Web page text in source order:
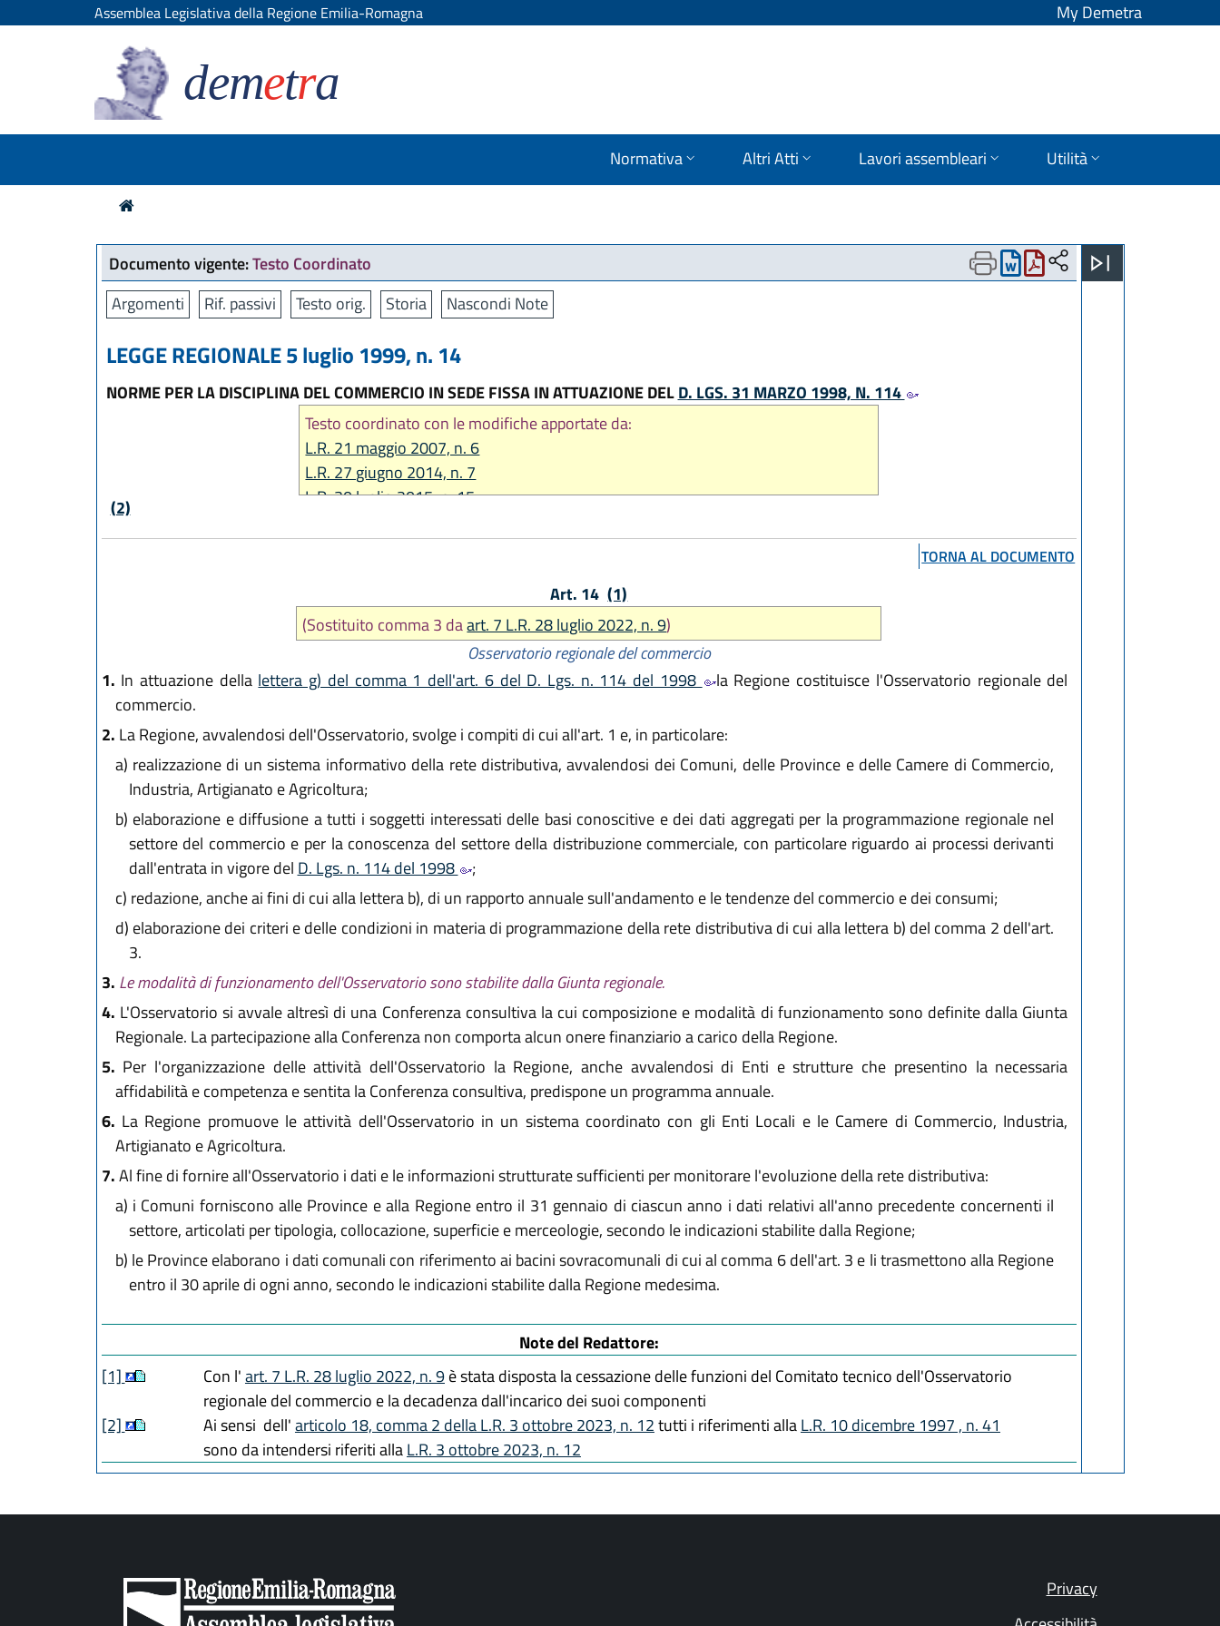
Assemblea Legislativa della Regione Emilia-Romagna My Demetra
demetra
Normativa Altri Atti Lavori assembleari Utilità
Documento vigente:Testo Coordinato
Argomenti
Rif. passivi Testo orig. Storia Nascondi Note
LEGGE REGIONALE 5 luglio 1999, n. 14
NORME PER LA DISCIPLINA DEL COMMERCIO IN SEDE FISSA IN ATTUAZIONE DELD. LGS. 31 MARZO 1998, N. 114
Testo coordinato con le modifiche apportate da:
L.R. 21 maggio 2007, n. 6
L.R. 27 giugno 2014, n. 7
L.R. 30 luglio 2015, n. 15
L.R. 28 luglio 2022, n. 9
(2)
TORNA AL DOCUMENTO
Art. 14 (1)
(Sostituito comma 3 daart. 7 L.R. 28 luglio 2022, n. 9)
Osservatorio regionale del commercio
1. In attuazione della lettera g) del comma 1 dell'art. 6 del D. Lgs. n. 114 del 1998
la Regione costituisce l'Osservatorio regionale del
commercio.
2. La Regione, avvalendosi dell'Osservatorio, svolge i compiti di cui all'art. 1 e, in particolare:
a) realizzazione di un sistema informativo della rete distributiva, avvalendosi dei Comuni, delle Province e delle Camere di Commercio,
Industria, Artigianato e Agricoltura;
b) elaborazione e diffusione a tutti i soggetti interessati delle basi conoscitive e dei dati aggregati per la programmazione regionale nel
settore del commercio e per la conoscenza del settore della distribuzione commerciale, con particolare riguardo ai processi derivanti
dall'entrata in vigore del D. Lgs. n. 114 del 1998
;
c) redazione, anche ai fini di cui alla lettera b), di un rapporto annuale sull'andamento e le tendenze del commercio e dei consumi;
d) elaborazione dei criteri e delle condizioni in materia di programmazione della rete distributiva di cui alla lettera b) del comma 2 dell'art.
3.
3. Le modalità di funzionamento dell'Osservatorio sono stabilite dalla Giunta regionale.
4. L'Osservatorio si avvale altresì di una Conferenza consultiva la cui composizione e modalità di funzionamento sono definite dalla Giunta
Regionale. La partecipazione alla Conferenza non comporta alcun onere finanziario a carico della Regione.
5. Per l'organizzazione delle attività dell'Osservatorio la Regione, anche avvalendosi di Enti e strutture che presentino la necessaria
affidabilità e competenza e sentita la Conferenza consultiva, predispone un programma annuale.
6. La Regione promuove le attività dell'Osservatorio in un sistema coordinato con gli Enti Locali e le Camere di Commercio, Industria,
Artigianato e Agricoltura.
7.Al fine di fornire all'Osservatorio i dati e le informazioni strutturate sufficienti per monitorare l'evoluzione della rete distributiva:
a) i Comuni forniscono alle Province e alla Regione entro il 31 gennaio di ciascun anno i dati relativi all'anno precedente concernenti il
settore, articolati per tipologia, collocazione, superficie e merceologie, secondo le indicazioni stabilite dalla Regione;
b) le Province elaborano i dati comunali con riferimento ai bacini sovracomunali di cui al comma 6 dell'art. 3 e li trasmettono alla Regione
entro il 30 aprile di ogni anno, secondo le indicazioni stabilite dalla Regione medesima.
Note del Redattore:
[1]
Con l'art. 7 L.R. 28 luglio 2022, n. 9è stata disposta la cessazione delle funzioni del Comitato tecnico dell'Osservatorio
regionale del commercio e la decadenza dall'incarico dei suoi componenti
[2]
Ai sensi dell'articolo 18, comma 2 della L.R. 3 ottobre 2023, n. 12tutti i riferimenti allaL.R. 10 dicembre 1997 , n. 41
sono da intendersi riferiti allaL.R. 3 ottobre 2023, n. 12
Privacy